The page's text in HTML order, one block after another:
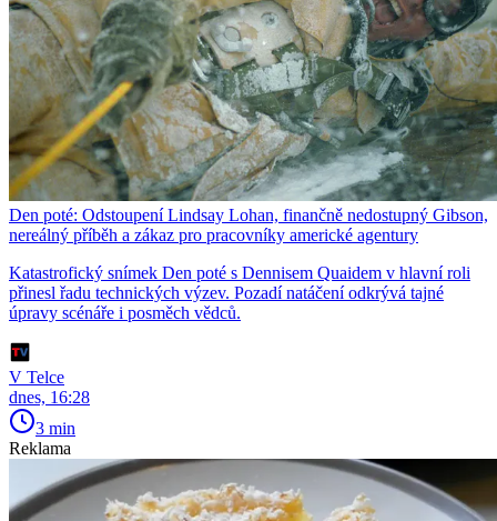
Den poté: Odstoupení Lindsay Lohan, finančně nedostupný Gibson,
nereálný příběh a zákaz pro pracovníky americké agentury
Katastrofický snímek Den poté s Dennisem Quaidem v hlavní roli
přinesl řadu technických výzev. Pozadí natáčení odkrývá tajné
úpravy scénáře i posměch vědců.
V Telce
dnes, 16:28
3 min
Reklama